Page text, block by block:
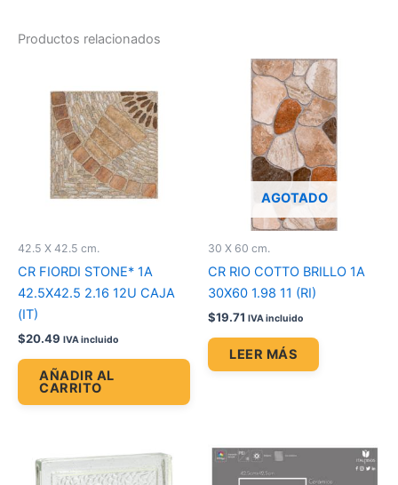
Productos relacionados
42.5 X 42.5 cm.
CR FIORDI STONE* 1A
42.5X42.5 2.16 12U CAJA
(IT)
$20.49 IVA incluido
AÑADIR AL
CARRITO
AGOTADO
30 X 60 cm.
CR RIO COTTO BRILLO 1A
30X60 1.98 11 (RI)
$19.71 IVA incluido
LEER MÁS